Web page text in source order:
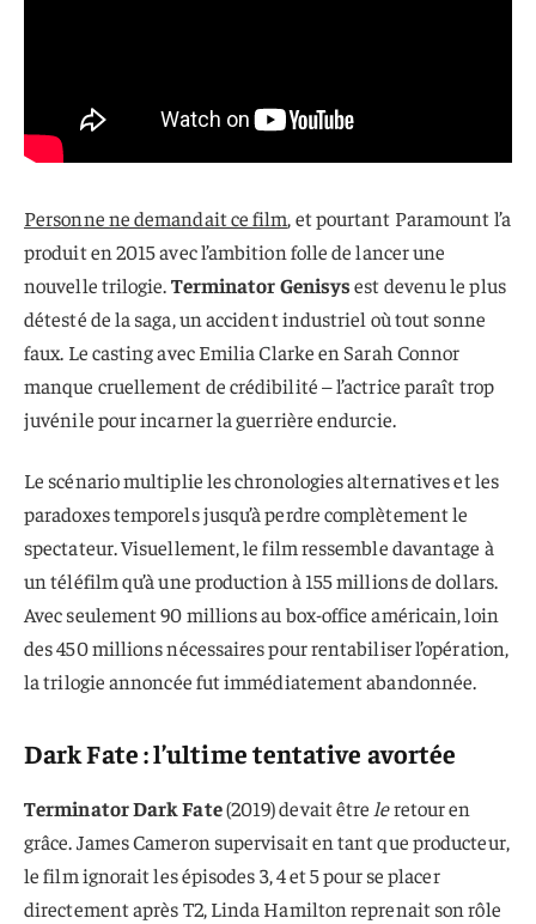
Personne ne demandait ce film, et pourtant Paramount l’a
produit en 2015 avec l’ambition folle de lancer une
nouvelle trilogie.Terminator Genisysest devenu le plus
détesté de la saga, un accident industriel où tout sonne
faux. Le casting avec Emilia Clarke en Sarah Connor
manque cruellement de crédibilité – l’actrice paraît trop
juvénile pour incarner la guerrière endurcie.
Le scénario multiplie les chronologies alternatives et les
paradoxes temporels jusqu’à perdre complètement le
spectateur. Visuellement, le film ressemble davantage à
un téléfilm qu’à une production à 155 millions de dollars.
Avec seulement 90 millions au box-office américain, loin
des 450 millions nécessaires pour rentabiliser l’opération,
la trilogie annoncée fut immédiatement abandonnée.
Dark Fate : l’ultime tentative avortée
Terminator Dark Fate(2019) devait être leretour en
grâce. James Cameron supervisait en tant que producteur,
le film ignorait les épisodes 3, 4 et 5 pour se placer
directement après T2, Linda Hamilton reprenait son rôle